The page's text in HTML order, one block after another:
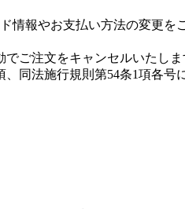
情報やお支払い方法の変更を
ご注文をキャンセルいたしま
同法施行規則第54条1項各号